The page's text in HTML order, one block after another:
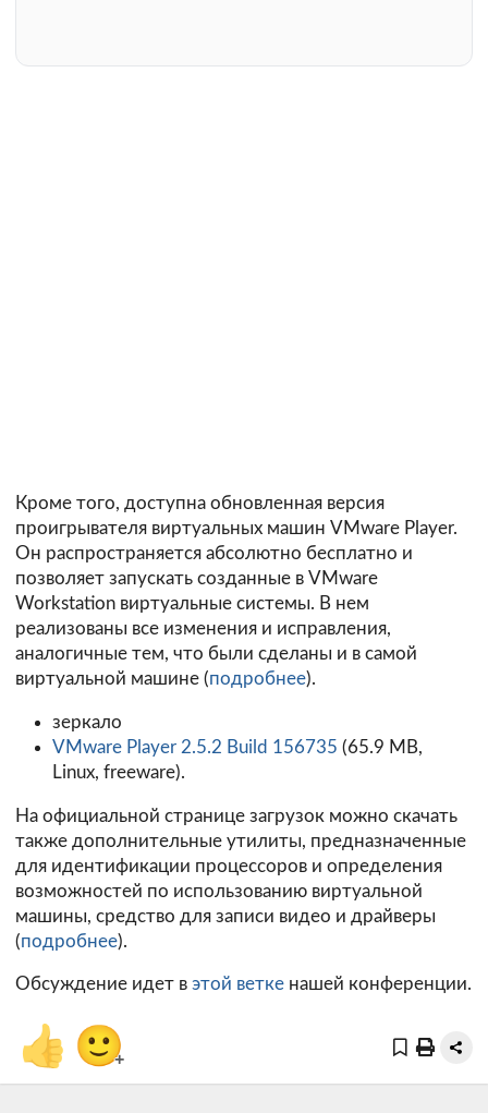
Кроме того, доступна обновленная версия
проигрывателя виртуальных машин VMware Player.
Он распространяется абсолютно бесплатно и
позволяет запускать созданные в VMware
Workstation виртуальные системы. В нем
реализованы все изменения и исправления,
аналогичные тем, что были сделаны и в самой
виртуальной машине (подробнее).
зеркало
VMware Player 2.5.2 Build 156735 (65.9 MB,
Linux, freeware).
На официальной странице загрузок можно скачать
также дополнительные утилиты, предназначенные
для идентификации процессоров и определения
возможностей по использованию виртуальной
машины, средство для записи видео и драйверы
(подробнее).
Обсуждение идет в этой ветке нашей конференции.
👍 🙂+